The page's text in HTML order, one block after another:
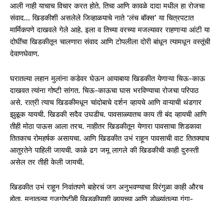
आली नाही याचाच विचार करत होते. तिचा आणि कावळे दादा मधील हा रोजचा
संवाद… खिडकीशी असलेले जिव्हाळयाचे नाते ‘लंच बॉक्स’ या चित्रपटात
मार्मिकपणे दाखवले गेले आहे. इला व तिच्या वरच्या मजल्यावर राहणाऱ्या आंटी या
दोघींचा खिडकीतून चालणारा संवाद आणि टोपलीला दोरी बांधून त्यामधून वस्तूंची
देवाणघेवाण.
घरातल्या लहान मुलांना कडेवर घेऊन आयाबाया खिडकीत येणाऱ्या चिऊ-काऊ
दाखवत त्यांना गोष्टी सांगत. चिऊ-काऊचा घास भरविण्याचा रोजचा परिपाठ
असे. रात्री त्याच खिडकीमधून चांदोबाचे दर्शन व्हायचे आणि वाऱ्याची थंडगार
झुळूक यायची. खिडकी सदैव उघडीच. पावसाळ्यातच काय ती बंद व्हायची आणि
तीही मोठा पाऊस आला तरच. नाहीतर खिडकीतून येणारा पावसाचा शिडकावा
तितकाच रोमहर्षक असायचा. आणि खिडकीत उभं राहून पावसाची वाट तितक्याच
आतुरतेने पाहिली जायची. काळे ढग जमू लागले की खिडकीची काही दुरुस्ती
असेल तर तीही केली जायची.
खिडकीत उभं राहून निवांतपणे बाहेरचं जग अनुभवण्याचा विरंगुळा काही औरच
होता. मनातल्या गुजगोष्टीही खिडकीपाशी व्हायच्या आणि डोळ्यांतल्या गंगा-